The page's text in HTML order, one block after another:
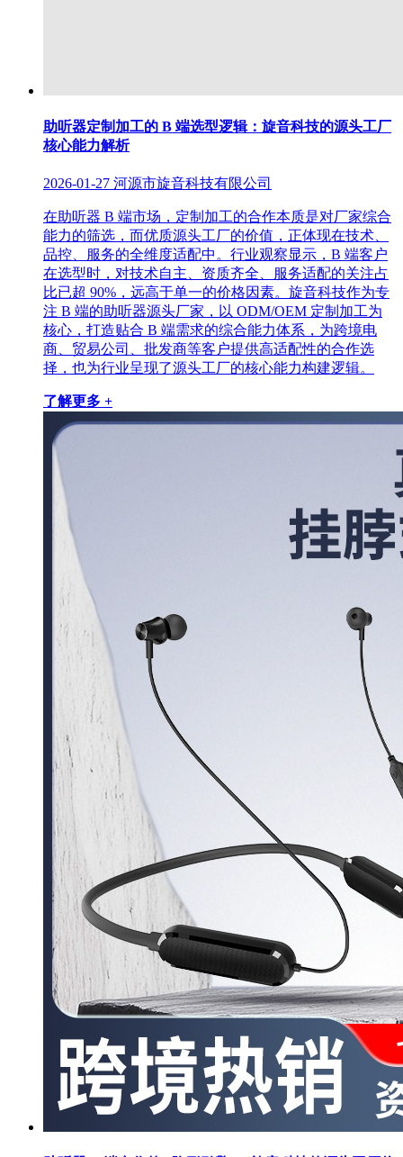
助听器定制加工的 B 端选型逻辑：旋音科技的源头工厂
核心能力解析
2026-01-27 河源市旋音科技有限公司
在助听器 B 端市场，定制加工的合作本质是对厂家综合
能力的筛选，而优质源头工厂的价值，正体现在技术、
品控、服务的全维度适配中。行业观察显示，B 端客户
在选型时，对技术自主、资质齐全、服务适配的关注占
比已超 90%，远高于单一的价格因素。旋音科技作为专
注 B 端的助听器源头厂家，以 ODM/OEM 定制加工为
核心，打造贴合 B 端需求的综合能力体系，为跨境电
商、贸易公司、批发商等客户提供高适配性的合作选
择，也为行业呈现了源头工厂的核心能力构建逻辑。
了解更多 +